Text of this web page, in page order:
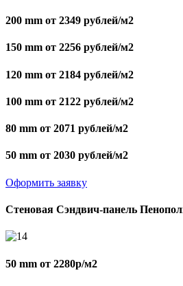
200 mm от 2349 рублей/м2
150 mm от 2256 рублей/м2
120 mm от 2184 рублей/м2
100 mm от 2122 рублей/м2
80 mm от 2071 рублей/м2
50 mm от 2030 рублей/м2
Оформить заявку
Стеновая Сэндвич-панель
50 mm от 2280р/м2